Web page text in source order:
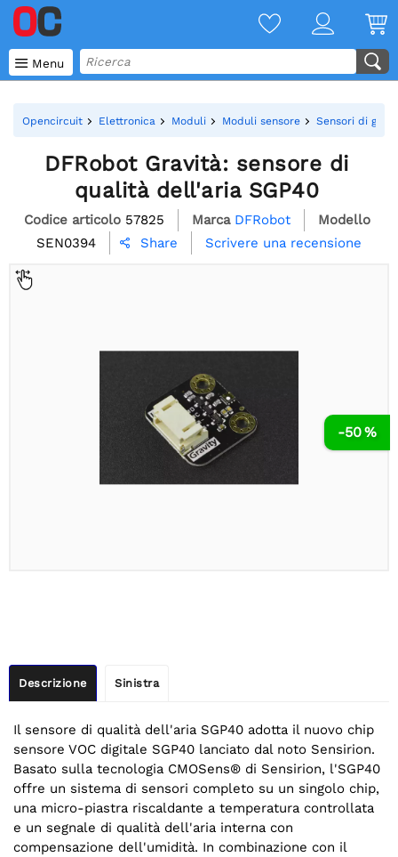
 Menu
Opencircuit Elettronica Moduli Moduli sensore Sensori di gas
DFRobot Gravità: sensore di
qualità dell'aria SGP40
Codice articolo 57825 Marca DFRobot
Modello
SEN0394
 Share Scrivere una recensione
-50 %
Descrizione Sinistra
Il sensore di qualità dell'aria SGP40 adotta il nuovo chip
sensore VOC digitale SGP40 lanciato dal noto Sensirion.
Basato sulla tecnologia CMOSens® di Sensirion, l'SGP40
offre un sistema di sensori completo su un singolo chip,
una micro-piastra riscaldante a temperatura controllata
e un segnale di qualità dell'aria interna con
compensazione dell'umidità. In combinazione con il